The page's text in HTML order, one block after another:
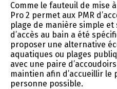
Comme le fauteuil de mise à
Pro 2 permet aux PMR
plage de manière simple et
d’accès au bain a été
proposer une alternative
aquatiques ou plages
avec une paire
maintien afin d’accueillir le
personne possible.